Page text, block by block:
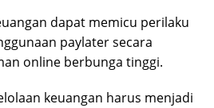
dapat memicu perilaku
paylater secara
online berbunga tinggi.
keuangan harus menjadi